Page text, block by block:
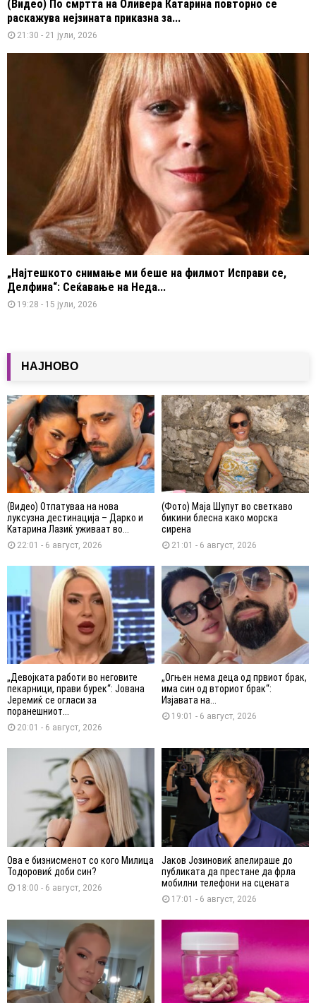
(Видео) По смртта на Оливера Катарина повторно се
раскажува нејзината приказна за...
21:30 - 21 јули, 2026
„Најтешкото снимање ми беше на филмот Исправи се,
Делфина“: Сеќавање на Неда...
19:28 - 15 јули, 2026
НАЈНОВО
(Видео) Отпатуваа на нова
луксузна дестинација – Дарко и
Катарина Лазиќ уживаат во...
22:01 - 6 август, 2026
(Фото) Маја Шупут во светкаво
бикини блесна како морска
сирена
21:01 - 6 август, 2026
„Девојката работи во неговите
пекарници, прави бурек“: Јована
Јеремиќ се огласи за
поранешниот...
20:01 - 6 август, 2026
„Огњен нема деца од првиот брак,
има син од вториот брак“:
Изјавата на...
19:01 - 6 август, 2026
Ова е бизнисменот со кого Милица
Тодоровиќ доби син?
18:00 - 6 август, 2026
Јаков Јозиновиќ апелираше до
публиката да престане да фрла
мобилни телефони на сцената
17:01 - 6 август, 2026